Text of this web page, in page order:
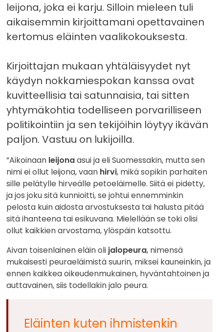
leijona, joka ei karju. Silloin mieleen tuli
aikaisemmin kirjoittamani opettavainen
kertomus eläinten vaalikokouksesta.
Kirjoittajan mukaan yhtäläisyydet nyt
käydyn nokkamiespokan kanssa ovat
kuvitteellisia tai satunnaisia, tai sitten
yhtymäkohtia todelliseen porvarilliseen
politikointiin ja sen tekijöihin löytyy ikävän
paljon. Vastuu on lukijoilla.
”Aikoinaan leijonaasui ja eli Suomessakin, mutta sen
nimi ei ollut leijona, vaan hirvi, mikä sopikin parhaiten
sille pelätylle hirveälle petoeläimelle. Siitä ei pidetty,
ja jos joku sitä kunnioitti, se johtui ennemminkin
pelosta kuin aidosta arvostuksesta tai halusta pitää
sitä ihanteena tai esikuvana. Mielellään se toki olisi
ollut kaikkien arvostama, ylöspäin katsottu.
Aivan toisenlainen eläin oli jalopeura, nimensä
mukaisesti peuraeläimistä suurin, miksei kauneinkin, ja
ennen kaikkea oikeudenmukainen, hyväntahtoinen ja
auttavainen, siis todellakin jalo peura.
Eläinten kuten ihmistenkin